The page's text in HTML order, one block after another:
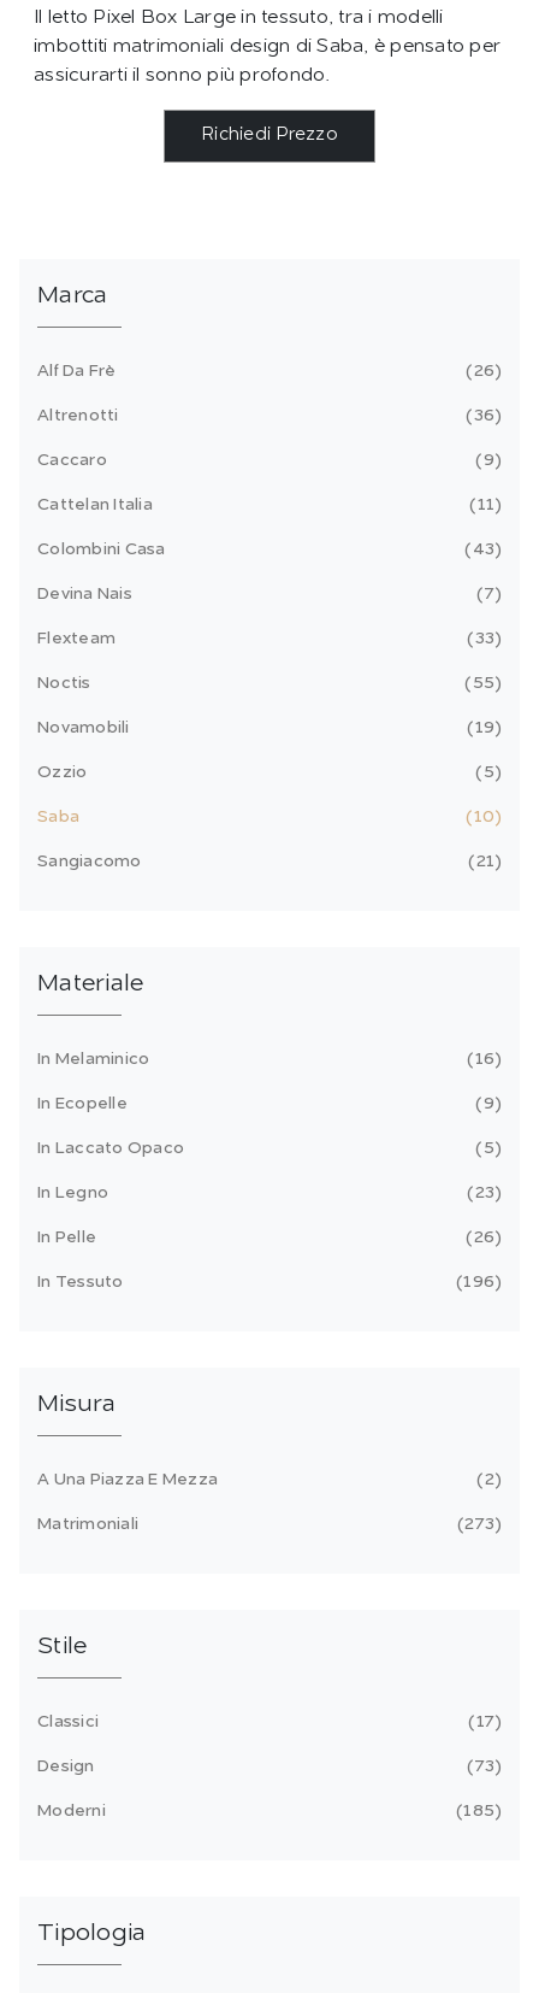
Il letto Pixel Box Large in tessuto, tra i modelli
imbottiti matrimoniali design di Saba, è pensato per
assicurarti il sonno più profondo.
Richiedi Prezzo
Marca
Alf Da Frè 26
Altrenotti 36
Caccaro 9
Cattelan Italia 11
Colombini Casa 43
Devina Nais 7
Flexteam 33
Noctis 55
Novamobili 19
Ozzio 5
Saba 10
Sangiacomo 21
Materiale
In Melaminico 16
In Ecopelle 9
In Laccato Opaco 5
In Legno 23
In Pelle 26
In Tessuto 196
Misura
A Una Piazza E Mezza 2
Matrimoniali 273
Stile
Classici 17
Design 73
Moderni 185
Tipologia